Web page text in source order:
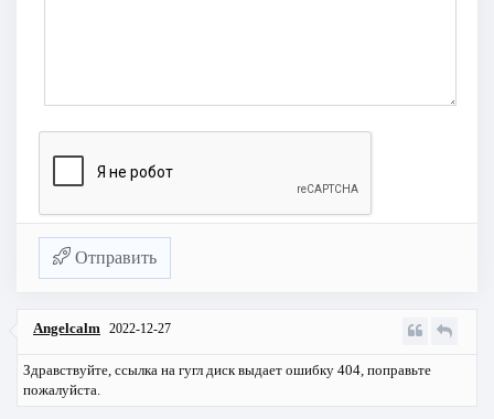
Отправить
Angelcalm 2022-12-27
Здравствуйте, ссылка на гугл диск выдает ошибку 404, поправьте
пожалуйста.